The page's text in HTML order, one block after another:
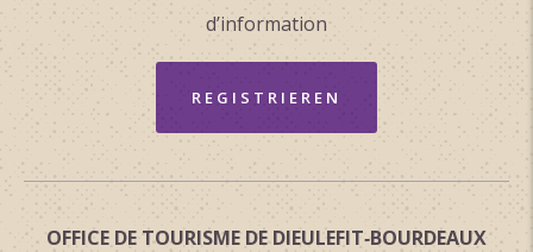
d’information
REGISTRIEREN
OFFICE DE TOURISME DE DIEULEFIT‑BOURDEAUX